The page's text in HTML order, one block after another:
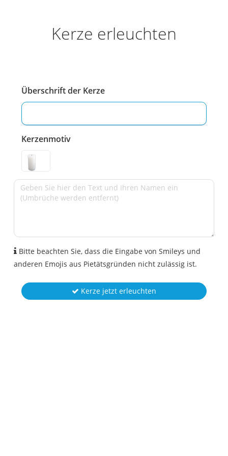
Kerze erleuchten
Überschrift der Kerze
Kerzenmotiv
Bitte beachten Sie, dass die Eingabe von Smileys und
anderen Emojis aus Pietätsgründen nicht zulässig ist.
Kerze jetzt erleuchten